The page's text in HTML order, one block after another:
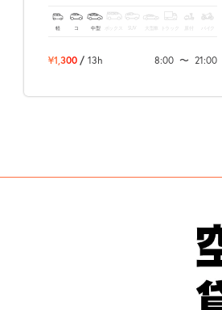
軽 コ 中型 ボックス SUV 大型車 トラック バイク
¥1,300 / 13h 8:00 〜 21:00